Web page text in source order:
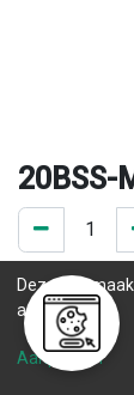
20BSS-
0 ST op
.
Levertijd
Deze site
aanpassen.
Aanpassen